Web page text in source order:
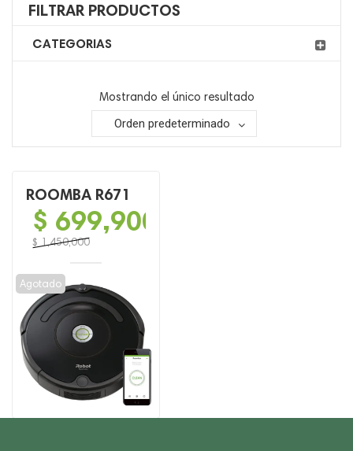
FILTRAR PRODUCTOS
CATEGORIAS
Mostrando el único resultado
Orden predeterminado
ROOMBA R671
$ 1,450,000
precio
original
era:
$ 1,450,000.
$ 699,900
precio
actual
es:
$ 699,900.
Agotado